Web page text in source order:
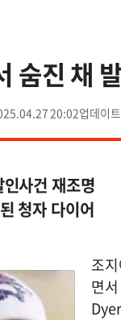
숨진 채
20:02
사건 재조명
청자 다이어
조
면